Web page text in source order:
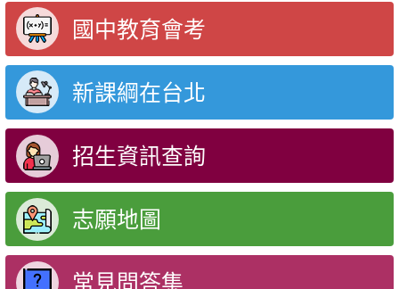
國中教育會考
新課綱在台北
招生資訊查詢
志願地圖
常見問答集